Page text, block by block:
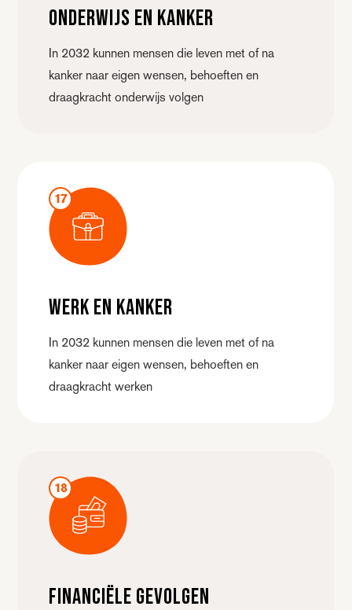
Onderwijs en kanker
In 2032 kunnen mensen die leven met of na
kanker naar eigen wensen, behoeften en
draagkracht onderwijs volgen
17
Werk en kanker
In 2032 kunnen mensen die leven met of na
kanker naar eigen wensen, behoeften en
draagkracht werken
18
Financiële gevolgen